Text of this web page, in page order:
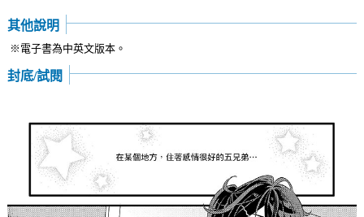
其他說明
※電子書為中英文版本。
封底/試閱